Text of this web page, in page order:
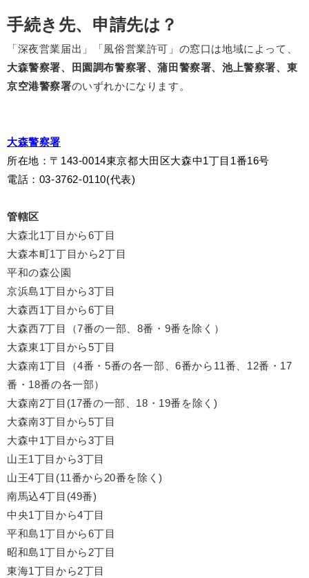
手続き先、申請先は？
「深夜営業届出」「風俗営業許可」の窓口は地域によって、
大森警察署、田園調布警察署、蒲田警察署、池上警察署、東
京空港警察署のいずれかになります。
大森警察署
所在地 ：〒143-0014東京都大田区大森中1丁目1番16号
電話：03-3762-0110(代表)
管轄区
大森北1丁目から6丁目
大森本町1丁目から2丁目
平和の森公園
京浜島1丁目から3丁目
大森西1丁目から6丁目
大森西7丁目（7番の一部、8番・9番を除く）
大森東1丁目から5丁目
大森南1丁目（4番・5番の各一部、6番から11番、12番・17
番・18番の各一部）
大森南2丁目(17番の一部、18・19番を除く)
大森南3丁目から5丁目
大森中1丁目から3丁目
山王1丁目から3丁目
山王4丁目(11番から20番を除く)
南馬込4丁目(49番)
中央1丁目から4丁目
平和島1丁目から6丁目
昭和島1丁目から2丁目
東海1丁目から2丁目